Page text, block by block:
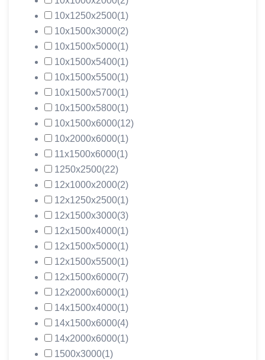
10х1250х2500(1)
10х1500х3000(2)
10х1500х5000(1)
10х1500х5400(1)
10х1500х5500(1)
10х1500х5700(1)
10х1500х5800(1)
10х1500х6000(12)
10х2000х6000(1)
11х1500х6000(1)
1250х2500(22)
12х1000х2000(2)
12х1250х2500(1)
12х1500х3000(3)
12х1500х4000(1)
12х1500х5000(1)
12х1500х5500(1)
12х1500х6000(7)
12х2000х6000(1)
14х1500х4000(1)
14х1500х6000(4)
14х2000х6000(1)
1500х3000(1)